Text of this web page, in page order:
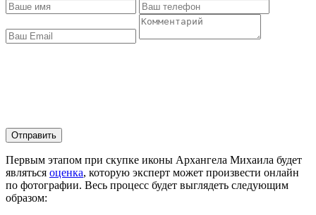
Отправить
Первым этапом при скупке иконы Архангела Михаила будет
являться оценка, которую эксперт может произвести онлайн
по фотографии. Весь процесс будет выглядеть следующим
образом: